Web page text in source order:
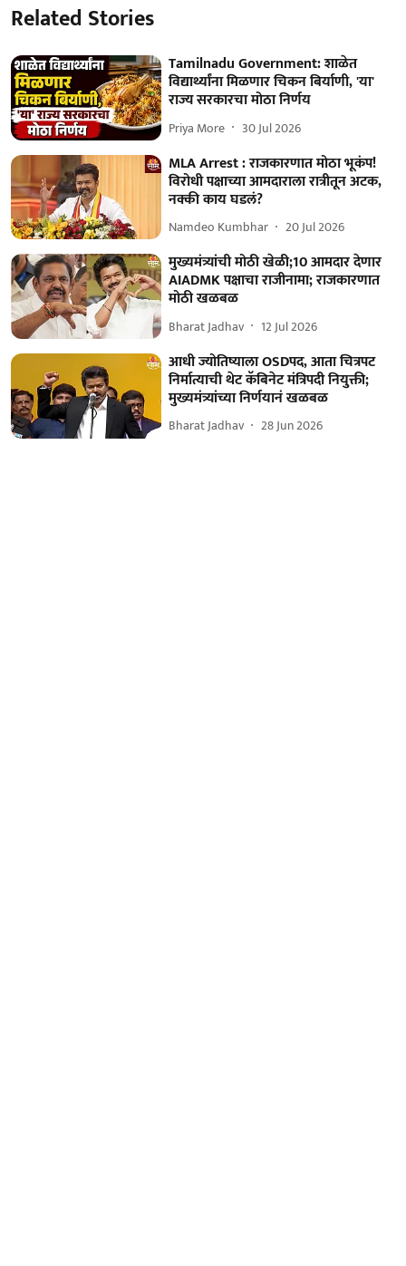
Related Stories
Tamilnadu Government: शाळेत
विद्यार्थ्यांना मिळणार चिकन बिर्याणी, 'या'
राज्य सरकारचा मोठा निर्णय
Priya More 30 Jul 2026
MLA Arrest : राजकारणात मोठा भूकंप!
विरोधी पक्षाच्या आमदाराला रात्रीतून अटक,
नक्की काय घडलं?
Namdeo Kumbhar 20 Jul 2026
मुख्यमंत्र्यांची मोठी खेळी;10 आमदार देणार
AIADMK पक्षाचा राजीनामा; राजकारणात
मोठी खळबळ
Bharat Jadhav 12 Jul 2026
आधी ज्योतिष्याला OSDपद, आता चित्रपट
निर्मात्याची थेट कॅबिनेट मंत्रिपदी नियुक्ती;
मुख्यमंत्र्यांच्या निर्णयानं खळबळ
Bharat Jadhav 28 Jun 2026